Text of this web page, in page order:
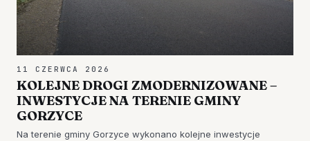
11 CZERWCA 2026
KOLEJNE DROGI ZMODERNIZOWANE –
INWESTYCJE NA TERENIE GMINY
GORZYCE
Na terenie gminy Gorzyce wykonano kolejne inwestycje